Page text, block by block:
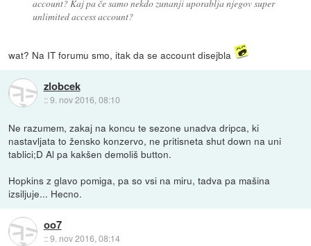
account? Kaj pa če samo nekdo zunanji uporablja njegov super
unlimited access account?
wat? Na IT forumu smo, itak da se account disejbla
zlobcek
::9. nov 2016, 08:10
Ne razumem, zakaj na koncu te sezone unadva dripca, ki
nastavljata to žensko konzervo, ne pritisneta shut down na uni
tablici;D Al pa kakšen demoliš button.
Hopkins z glavo pomiga, pa so vsi na miru, tadva pa mašina
izsiljuje... Hecno.
oo7
::9. nov 2016, 08:14